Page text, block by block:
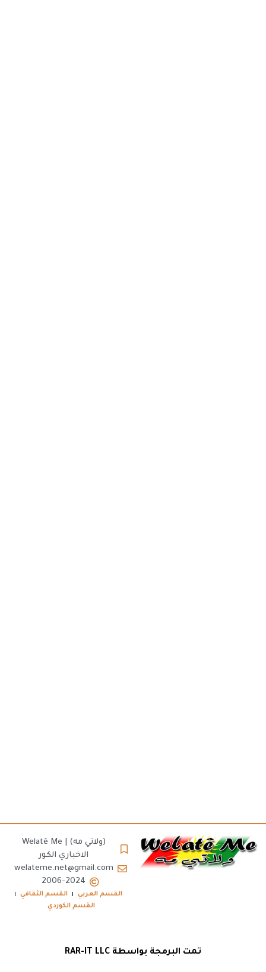
(ولاتي مه) | Welatê Me
الاخباري الكور
welateme.net@gmail.com
2006-2024
القسم العربي
القسم الثقافي
القسم الكوردي
تمت البرمجة بواسطة RAR-IT LLC